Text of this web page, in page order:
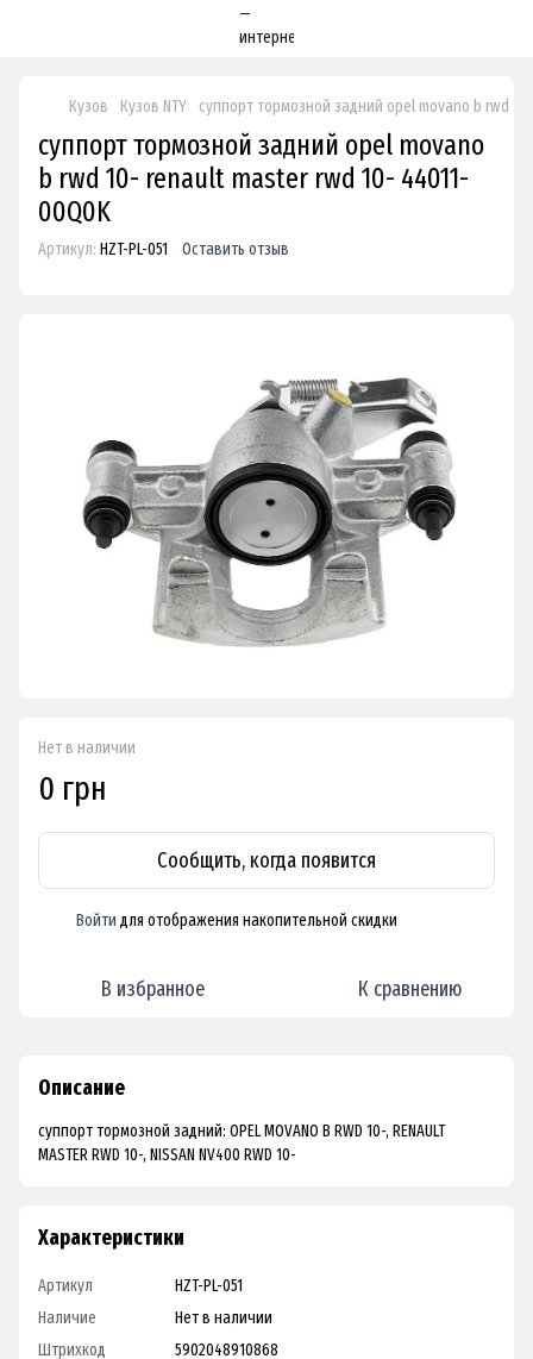
Кузов Кузов NTY суппорт тормозной задний opel movano b rwd
суппорт тормозной задний opel movano
b rwd 10- renault master rwd 10- 44011-
00Q0K
Артикул: HZT-PL-051 Оставить отзыв
Нет в наличии
0 грн
Сообщить, когда появится
Войти для отображения накопительной скидки
В избранное К сравнению
Описание
суппорт тормозной задний: OPEL MOVANO B RWD 10-, RENAULT
MASTER RWD 10-, NISSAN NV400 RWD 10-
Характеристики
Артикул
HZT-PL-051
Наличие
Нет в наличии
Штрихкод
5902048910868